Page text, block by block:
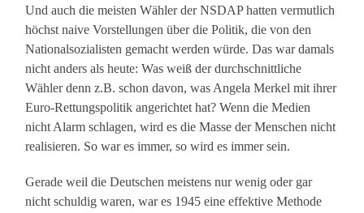
Und auch die meisten Wähler der NSDAP hatten vermutlich
höchst naive Vorstellungen über die Politik, die von den
Nationalsozialisten gemacht werden würde. Das war damals
nicht anders als heute: Was weiß der durchschnittliche
Wähler denn z.B. schon davon, was Angela Merkel mit ihrer
Euro-Rettungspolitik angerichtet hat? Wenn die Medien
nicht Alarm schlagen, wird es die Masse der Menschen nicht
realisieren. So war es immer, so wird es immer sein.
Gerade weil die Deutschen meistens nur wenig oder gar
nicht schuldig waren, war es 1945 eine effektive Methode